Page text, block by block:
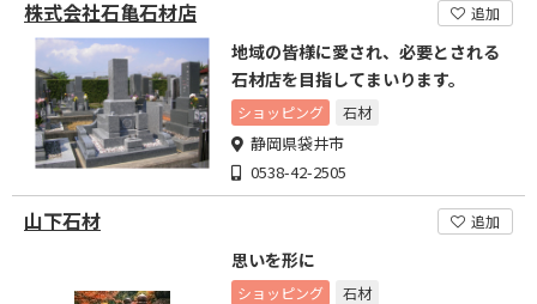
株式会社石亀石材店 追加
地域の皆様に愛され、必要とされる
石材店を目指してまいります。
ショッピング 石材
静岡県袋井市
0538-42-2505
山下石材 追加
思いを形に
ショッピング 石材